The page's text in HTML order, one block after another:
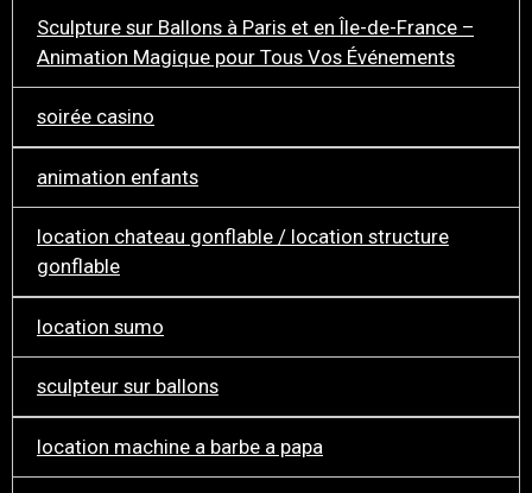
Sculpture sur Ballons à Paris et en Île-de-France –
Animation Magique pour Tous Vos Événements
soirée casino
animation enfants
location chateau gonflable / location structure
gonflable
location sumo
sculpteur sur ballons
location machine a barbe a papa